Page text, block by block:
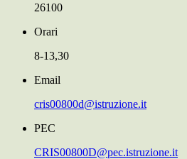
26100
Orari
8-13,30
Email
cris00800d@istruzione.it
PEC
CRIS00800D@pec.istruzione.it